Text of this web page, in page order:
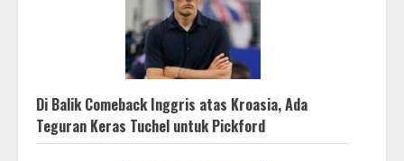
Di Balik Comeback Inggris atas Kroasia, Ada
Teguran Keras Tuchel untuk Pickford